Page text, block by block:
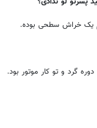
یک خراش سطحی بوده.
گرد و تو کار موتور بود.